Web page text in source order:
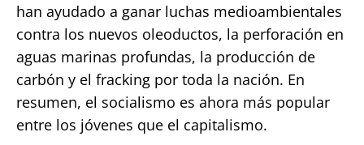
han ayudado a ganar luchas medioambientales
contra los nuevos oleoductos, la perforación en
aguas marinas profundas, la producción de
carbón y el fracking por toda la nación. En
resumen, el socialismo es ahora más popular
entre los jóvenes que el capitalismo.